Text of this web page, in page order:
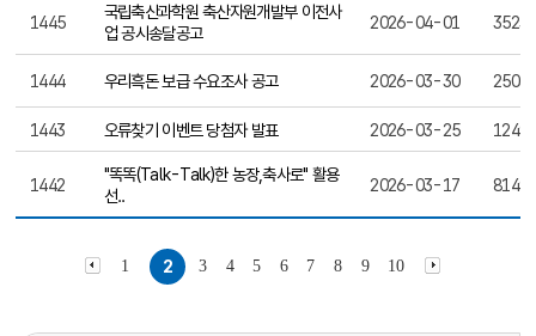
1445
국립축산과학원 축산자원개발부 이전사
업 공시송달공고
2026-04-01 3523
1444 우리흑돈 보급 수요조사 공고 2026-03-30 2503
1443 오류찾기 이벤트 당첨자 발표 2026-03-25 1249
1442
"똑똑(Talk-Talk)한 농장,축사로" 활용
선..
2026-03-17 8149
1 2 3 4 5 6 7 8 9 10